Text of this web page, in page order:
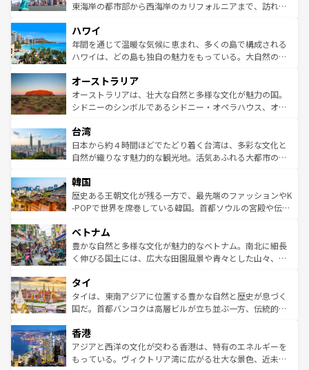
ことができる。国民の所得が高いため物価も高いが、旅行
ば市内交通費無料で観光を楽しむこともできる。 なお、新
着のスイス情報はコンテンツ一覧 を参照してほしい。
東海岸の都市部から西海岸のカリフォルニアまで、訪れる
のような巨大都市は、観光、ショッピング、エンターテイ
ンメントが詰まった刺激的なスポットだ。一方、アメリカ
西部には大自然が広がり、グランドキャニオンやイエロー
部のニューオーリンズでは、音楽と美食が融合した独特の
文化が魅力。旅行者はアメリカの各地域で異なる魅力を楽
しみながら、その多様性と豊かな歴史を感じることができ
ならではの贅沢な旅のスタイルだ。 なお、新着のアメリカ
情報はコンテンツ一覧を参照してほしい。
ハワイ
年間を通じて温暖な気候に恵まれ、多くの島で構成される
ハワイは、どの島も独自の魅力をもっている。大自然の神
ワイ島は見逃せない。また、定番の観光地といえばオアフ
島だが、静かな自然を求めるならマウイ島やカウアイ島が
おすすめ。エメラルドグリーンに輝く海をはじめ、豊かな
れるおもてなしの心で訪れる人々を迎えてくれるハワイの
人々、おいしいローカルフードやハワイアンミュージッ
ク、伝統的なフラダンスなど、すべてがハワイの魅力を彩
ワイを、存分に味わってほしい。 なお、新着のハワイ情報
はコンテンツ一覧を参照してほしい。
オーストラリア
オーストラリアは、壮大な自然と多様な文化が魅力の国。
シドニーのシンボルであるシドニー・オペラハウス、オー
リアリーフや大陸中央部にそびえるウルル（エアーズロッ
ク）、タスマニアの美しい原生林やケアンズの熱帯雨林な
ど、見どころがたくさん。また、カフェやワイン、オージ
いる。アクティビティも充実しており、サーフィンやダイ
ビング、ハイキングなど、アウトドア好きにはたまらな
い。オーストラリアの多彩な魅力を存分に味わいつくそ
参照してほしい。
台湾
日本から約４時間ほどでたどり着く台湾は、多彩な文化と
自然が織りなす魅力的な観光地。活気あふれる大都市の台
ン）、静ひつな山岳地帯である台湾東部など、都市の喧騒
と山間の静けさが共存しており、訪れる人に新しい発見と
驚きをもたらしてくれる。また、奥深い台湾の食文化も魅
容にもいいと評判のスイーツなど、バラエティ豊かな料理
が味わえる。 なお、新着の台湾情報は コンテンツ一覧を参
照してほしい。
韓国
歴史ある王朝文化が残る一方で、最先端のファッションやK
-POPで世界を席巻している韓国。首都ソウルの宮殿や伝統
き、地方に足を延ばせば四季折々の自然美を楽しむことが
できる。そして、キムチや焼肉、絶品のストリートフード
まで、さまざまな韓国料理が待っている。夜には、韓国な
リティに包まれながら、韓国の多彩な魅力を心ゆくまで味
わってみてほしい。 なお、新着の韓国情報はコンテンツ一
覧を参照してほしい。
ベトナム
豊かな自然と多様な文化が魅力的なベトナム。南北に細長
く伸びる国土には、広大な田園風景や青々とした山々、世
急速な発展と共に伝統が息づく。ハノイの古い町並みやホ
ーチミン市のフランス統治時代の建物も、独特の雰囲気を
醸し出している。また、バラエティの豊かさとおいしさで
とつ。フォーやバインミー、ベトナムコーヒーなどは、ぜ
ひ現地で味わいたい。どの地域を訪れてもあたたかい人々
が旅行者を迎えてくれるので、きっと忘れられない旅にな
タイ
タイは、東南アジアに位置する豊かな自然と歴史が息づく
国だ。首都バンコクは高層ビルが立ち並ぶ一方、伝統的な
の活気が交差している。北部ではチェンマイなどの山岳地
帯で自然と触れ合い、南部ではプーケットやクラビの美し
いビーチでリゾート気分を楽しむことができる。タイ料理
香港
アジアと西洋の文化が交わる香港は、特有のエネルギーを
もっている。ヴィクトリア湾に広がる壮大な景色、近未来